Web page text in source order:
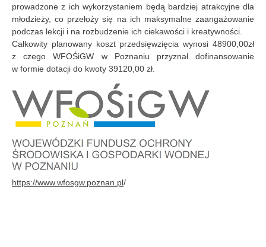
prowadzone z ich wykorzystaniem będą bardziej atrakcyjne dla
młodzieży, co przełoży się na ich maksymalne zaangażowanie
podczas lekcji i na rozbudzenie ich ciekawości i kreatywności.
Całkowity planowany koszt przedsięwzięcia wynosi 48900,00zł
z czego WFOŚiGW w Poznaniu przyznał dofinansowanie
w formie dotacji do kwoty 39120,00 zł.
https://www.wfosgw.poznan.pl/